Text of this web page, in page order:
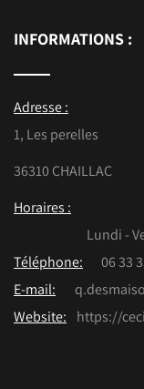
INFORMATIONS :
Adresse :
1, Les perelles
36310 CHAILLAC
Horaires :
Lundi -
Téléphone:
06 33
E-mail:
Website:
https://